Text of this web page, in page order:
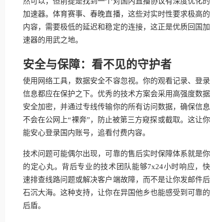
加速器。体育赛事、春晚直播，这些对实时性要求极高的
内容，需要极低的延迟和稳定的连接，这正是优质回国加
速器的用武之地。
安全与保障：看不见的守护者
使用网络工具，数据安全不容忽视。你的观看记录、登录
信息都应在保护之下。优秀的技术方案会采用高强度数据
安全加密，并通过专线传输你的所有访问数据，确保信息
不会在公网上“裸奔”，防止被第三方窥探或截取。这让你
能安心登录国内账号，追看付费内容。
技术问题可能偶尔出现，可靠的售后实时保障体系就是你
的定心丸。背后专业的技术团队能够7x24小时响应，快
速排查线路问题或解决客户端故障，而不是让你发邮件后
石沉大海。这种支持，让你在异国他乡也能感受到可靠的
后盾。